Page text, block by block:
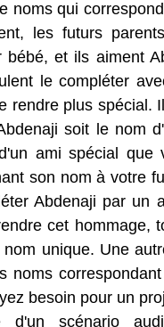
noms qui
les futurs
bébé, et ils aiment
le compléter
rendre plus spécial.
soit le nom
ami spécial que
son nom à votre
Abdenaji par un
cet hommage,
unique. Une
noms
besoin pour un
d'un scénario